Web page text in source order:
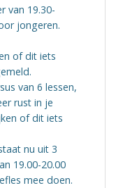
van 19.30-
jongeren.
of dit iets
van 6 lessen,
rust in je
of dit iets
nu uit 3
19.00-20.00
mee doen.